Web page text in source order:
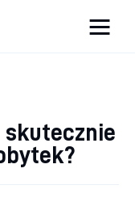
skutecznie